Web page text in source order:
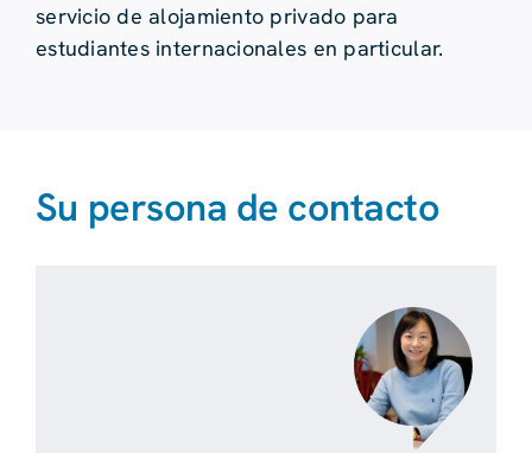
servicio de alojamiento privado para
estudiantes internacionales en particular.
Su persona de contacto